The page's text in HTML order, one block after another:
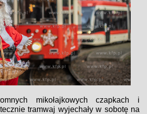
mikołajkowych czapkach i
tramwaj wyjechały w sobotę na